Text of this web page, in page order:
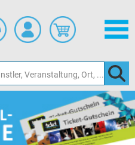
Hauptinhalt
springen